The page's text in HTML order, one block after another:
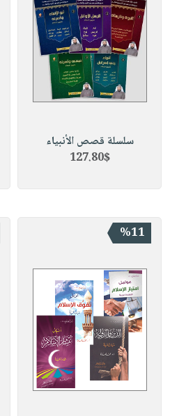
سلسلة قصص الأنبياء
127.80$
%11